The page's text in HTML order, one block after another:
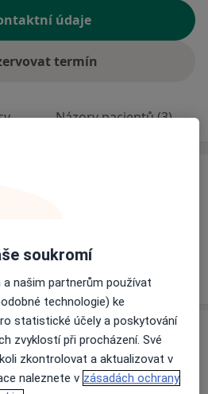
údaje
termín
Názory pacientů (3)
a cenách nejsou k dispozici
službách.
- interní a dia
Hora 28401
soukromí
našim partnerům používat
technologie) ke
statistické účely a poskytování
zvyklostí při procházení. Své
zkontrolovat a aktualizovat v
naleznete v zásadách ochrany